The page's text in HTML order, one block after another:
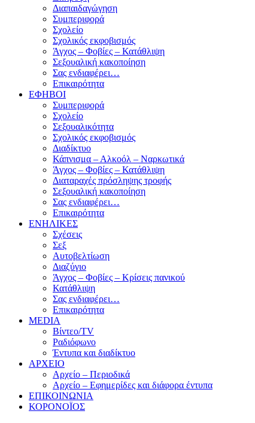
Διαπαιδαγώγηση
Συμπεριφορά
Σχολείο
Σχολικός εκφοβισμός
Άγχος – Φοβίες – Κατάθλιψη
Σεξουαλική κακοποίηση
Σας ενδιαφέρει…
Επικαιρότητα
ΕΦΗΒΟΙ
Συμπεριφορά
Σχολείο
Σεξουαλικότητα
Σχολικός εκφοβισμός
Διαδίκτυο
Κάπνισμα – Αλκοόλ – Ναρκωτικά
Άγχος – Φοβίες – Κατάθλιψη
Διαταραχές πρόσληψης τροφής
Σεξουαλική κακοποίηση
Σας ενδιαφέρει…
Επικαιρότητα
ΕΝΗΛΙΚΕΣ
Σχέσεις
Σεξ
Αυτοβελτίωση
Διαζύγιο
Άγχος – Φοβίες – Κρίσεις πανικού
Κατάθλιψη
Σας ενδιαφέρει…
Επικαιρότητα
MEDIA
Βίντεο/TV
Ραδιόφωνο
Έντυπα και διαδίκτυο
ΑΡΧΕΙΟ
Αρχείο – Περιοδικά
Αρχείο – Εφημερίδες και διάφορα έντυπα
ΕΠΙΚΟΙΝΩΝΙΑ
ΚΟΡΟΝΟΪΟΣ